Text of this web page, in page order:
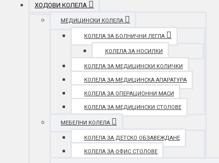
ХОДОВИ КОЛЕЛА
МЕДИЦИНСКИ КОЛЕЛА
КОЛЕЛА ЗА БОЛНИЧНИ ЛЕГЛА
КОЛЕЛА ЗА НОСИЛКИ
КОЛЕЛА ЗА МЕДИЦИНСКИ КОЛИЧКИ
КОЛЕЛА ЗА МЕДИЦИНСКА АПАРАТУРА
КОЛЕЛА ЗА ОПЕРАЦИОННИ МАСИ
КОЛЕЛА ЗА МЕДИЦИНСКИ СТОЛОВЕ
МЕБЕЛНИ КОЛЕЛА
КОЛЕЛА ЗА ДЕТСКО ОБЗАВЕЖДАНЕ
КОЛЕЛА ЗА ОФИС СТОЛОВЕ